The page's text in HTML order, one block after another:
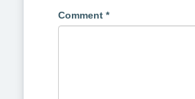
Comment *